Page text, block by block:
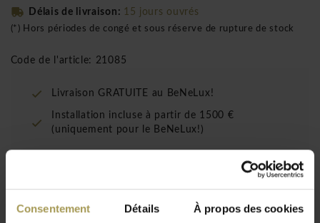
Consentement Détails À propos des cookies
Délais de livraison: 15 jours ouvrés
(*) Hors périodes de congé et sous réserve de rupture de stock
Code de l'article: 21085
Livraison GRATUITE au BeNeLux!
Installation incluse à partir de 1500 €
(uniquement pour le BeNeLux!)
Conception:Henner Jahns pour Aeris
Dimensions:
48-68h x 54p cm